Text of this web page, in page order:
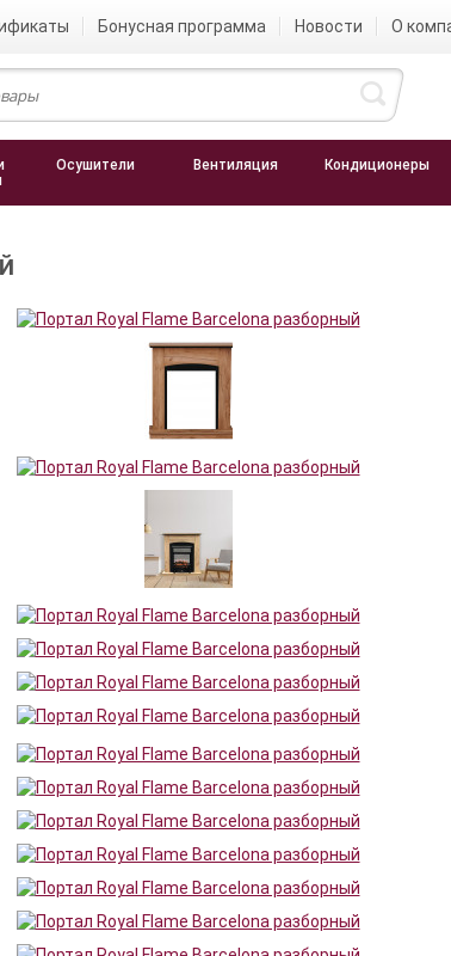
Бонусная программа Новости О
Осушители Вентиляция Кондиционеры